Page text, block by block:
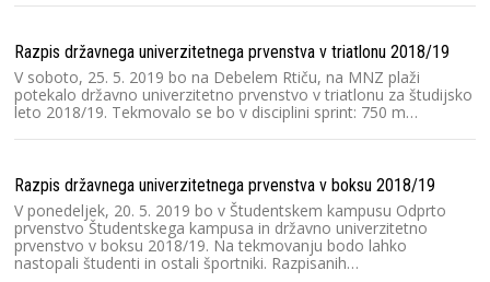
Razpis državnega univerzitetnega prvenstva v triatlonu 2018/19
V soboto, 25. 5. 2019 bo na Debelem Rtiču, na MNZ plaži
potekalo državno univerzitetno prvenstvo v triatlonu za študijsko
leto 2018/19. Tekmovalo se bo v disciplini sprint: 750 m…
Razpis državnega univerzitetnega prvenstva v boksu 2018/19
V ponedeljek, 20. 5. 2019 bo v Študentskem kampusu Odprto
prvenstvo Študentskega kampusa in državno univerzitetno
prvenstvo v boksu 2018/19. Na tekmovanju bodo lahko
nastopali študenti in ostali športniki. Razpisanih…